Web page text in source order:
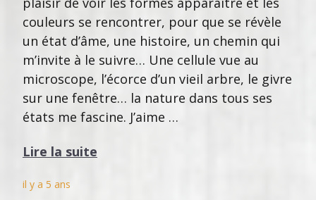
couleurs se rencontrer, pour que se révèle
un état d’âme, une histoire, un chemin qui
m’invite à le suivre… Une cellule vue au
microscope, l’écorce d’un vieil arbre, le givre
sur une fenêtre… la nature dans tous ses
états me fascine. J’aime …
Lire la suite
il y a 5 ans